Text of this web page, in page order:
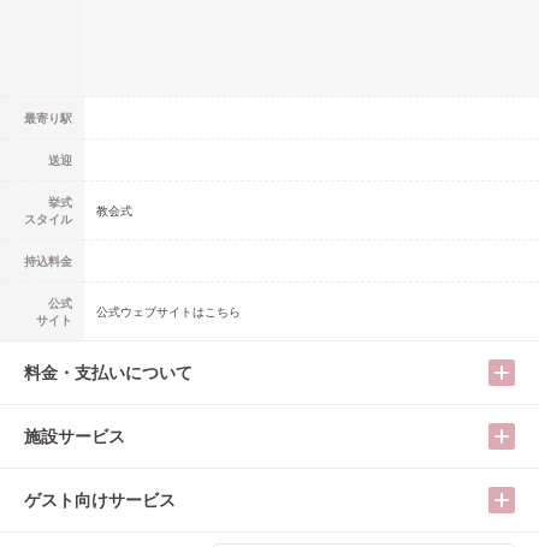
最寄り駅
送迎
挙式
スタイル
教会式
持込料金
公式
サイト
公式ウェブサイトはこちら
料金・支払いについて
施設サービス
ゲスト向けサービス